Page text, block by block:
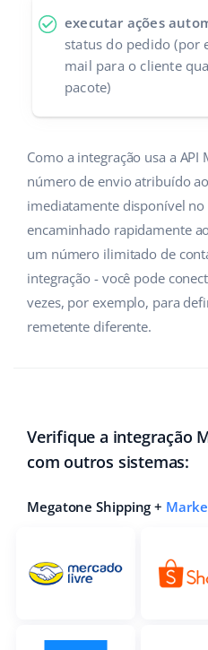
executar ações
status do pedido (por
mail para o cliente
pacote)
Como a integração usa a API
número de envio atribuído
imediatamente disponível no
encaminhado rapidamente
um número ilimitado de
integração - você pode
vezes, por exemplo, para
remetente diferente.
Verifique a integração
com outros sistemas:
Megatone Shipping +